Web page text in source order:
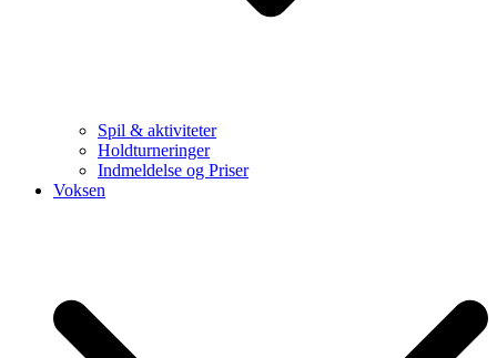
Spil & aktiviteter
Holdturneringer
Indmeldelse og Priser
Voksen